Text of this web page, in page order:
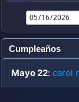
Cumpleaños
Mayo 22: carol